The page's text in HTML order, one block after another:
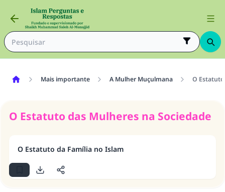
Mais importante A Mulher Muçulmana O
O Estatuto das Mulheres na Sociedade
O Estatuto da Família no Islam
A resposta n° 110845 salvou um